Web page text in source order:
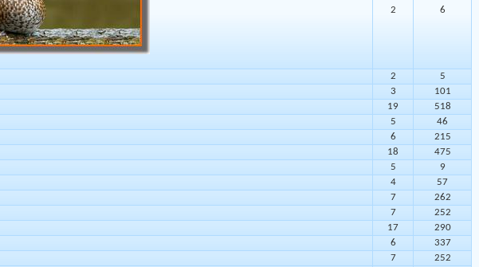
2 6
2
5
3
101
19
518
5
46
6
215
18
475
5
9
4
57
7
262
7
252
17
290
6
337
7
252